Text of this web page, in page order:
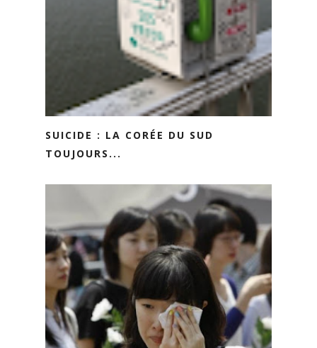
SUICIDE : LA CORÉE DU SUD
TOUJOURS...